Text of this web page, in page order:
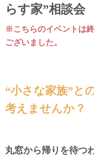
らす家”相談会
※こちらのイベントは
ございました。
“小さな家族”と
考えませんか？
丸窓から帰りを待つ